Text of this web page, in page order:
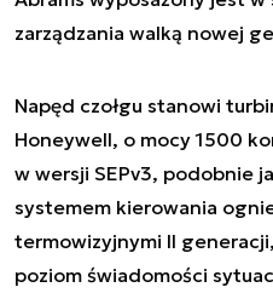
zarządzania walką nowej
Napęd czołgu stanowi
Honeywell, o mocy 1500
w wersji SEPv3, podobnie
systemem kierowania
termowizyjnymi II
poziom świadomości